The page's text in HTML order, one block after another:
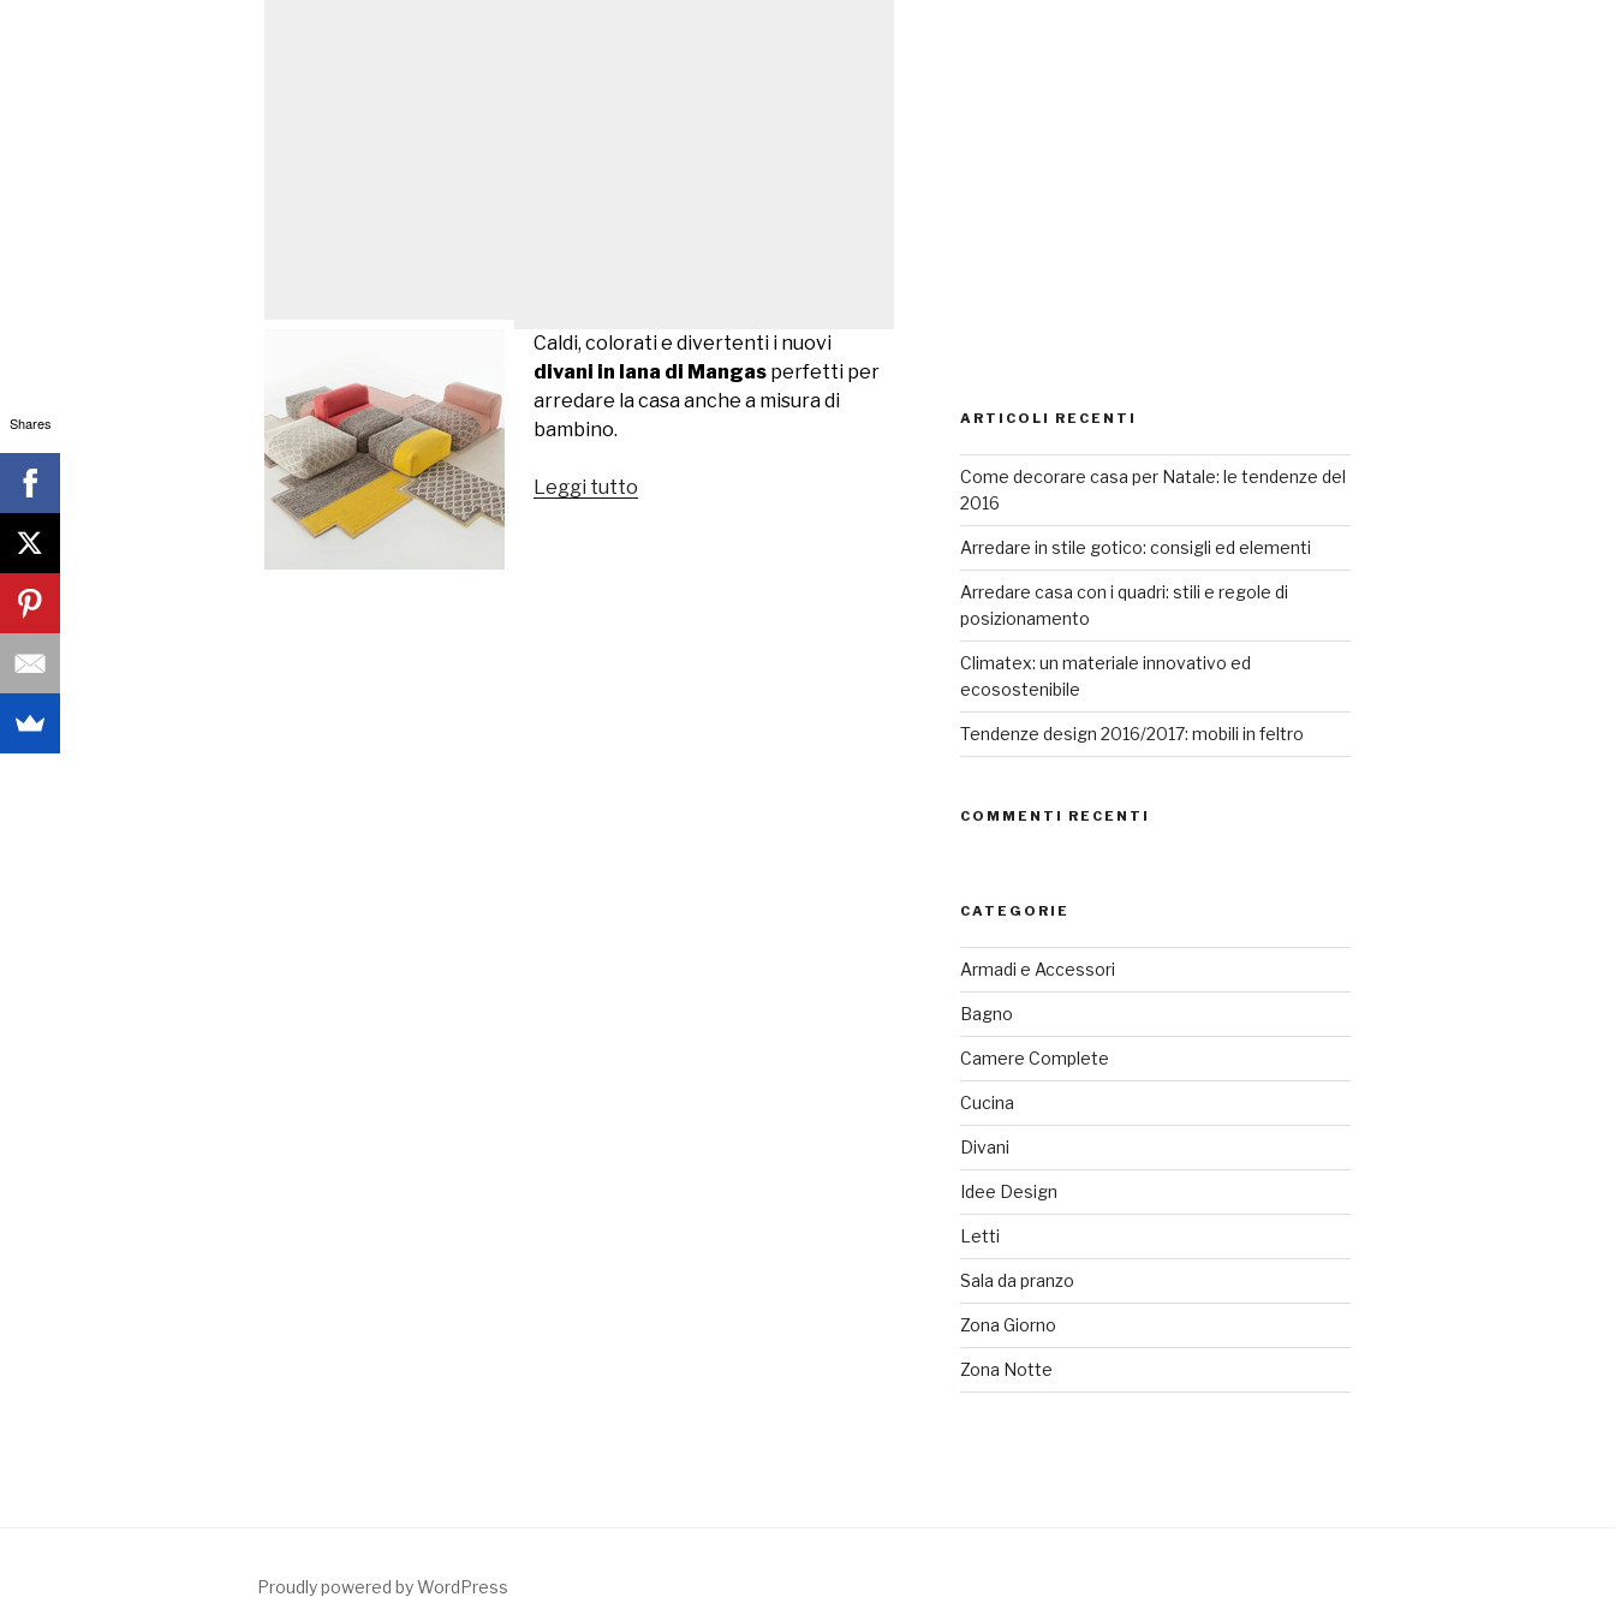
Caldi, colorati e divertenti i nuovi
divani in lana di Mangas perfetti per
arredare la casa anche a misura di
bambino.
Leggi tutto
ARTICOLI RECENTI
Come decorare casa per Natale: le tendenze del
2016
Arredare in stile gotico: consigli ed elementi
Arredare casa con i quadri: stili e regole di
posizionamento
Climatex: un materiale innovativo ed
ecosostenibile
Tendenze design 2016/2017: mobili in feltro
COMMENTI RECENTI
CATEGORIE
Armadi e Accessori
Bagno
Camere Complete
Cucina
Divani
Idee Design
Letti
Sala da pranzo
Zona Giorno
Zona Notte
Proudly powered by WordPress
Shares